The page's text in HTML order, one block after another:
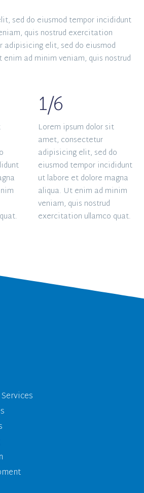
sed do eiusmod tempor incididunt
quis nostrud exercitation
elit, sed do eiusmod
ad minim veniam, quis nostrud
1/6
Lorem ipsum dolor sit
amet, consectetur
adipisicing elit, sed do
eiusmod tempor incididunt
ut labore et dolore magna
aliqua. Ut enim ad minim
veniam, quis nostrud
exercitation ullamco quat.